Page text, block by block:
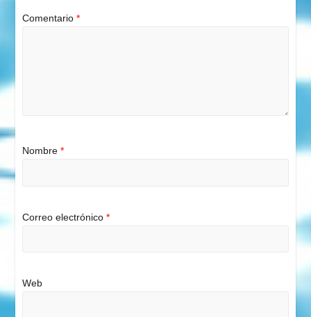
Comentario *
Nombre *
Correo electrónico *
Web